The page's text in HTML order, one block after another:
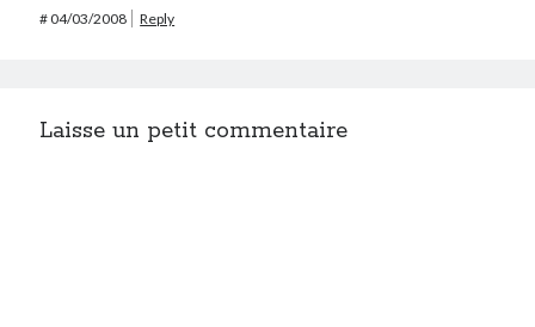
#04/03/2008 Reply
Laisse un petit commentaire